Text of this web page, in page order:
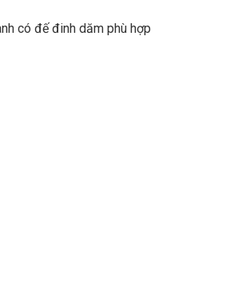
có đế đinh dăm phù hợp